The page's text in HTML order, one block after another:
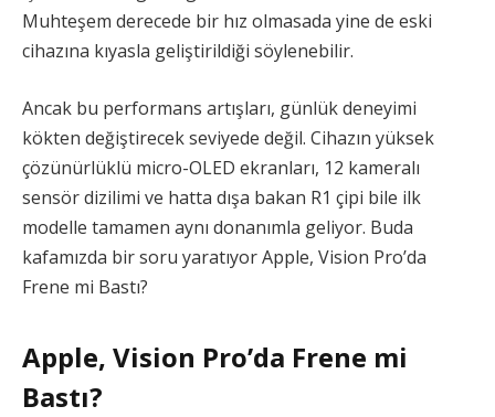
Muhteşem derecede bir hız olmasada yine de eski
cihazına kıyasla geliştirildiği söylenebilir.
Ancak bu performans artışları, günlük deneyimi
kökten değiştirecek seviyede değil. Cihazın yüksek
çözünürlüklü micro-OLED ekranları, 12 kameralı
sensör dizilimi ve hatta dışa bakan R1 çipi bile ilk
modelle tamamen aynı donanımla geliyor. Buda
kafamızda bir soru yaratıyor Apple, Vision Pro’da
Frene mi Bastı?
Apple, Vision Pro’da Frene mi
Bastı?